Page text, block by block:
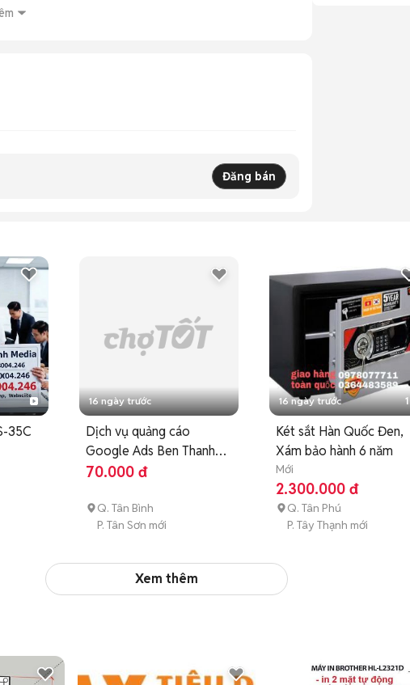
Đăng bán
35C
16 ngày trước
Dịch vụ quảng cáo
Google Ads Ben Thanh
Media
70.000 đ
Q. Tân Bình
P. Tân Sơn mới
16 ngày trước 1
Két sắt Hàn Quốc Đen,
Xám bảo hành 6 năm
Mới
2.300.000 đ
Q. Tân Phú
P. Tây Thạnh mới
Xem thêm